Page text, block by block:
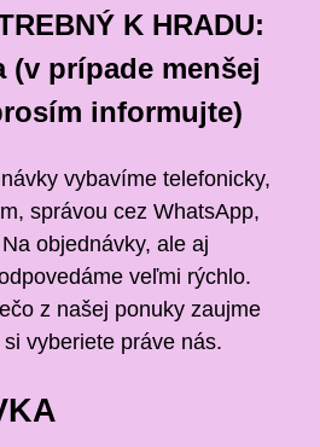
K HRADU:
(v prípade menšej
informujte)
vybavíme telefonicky,
správou cez WhatsApp,
objednávky, ale aj
veľmi rýchlo.
z našej ponuky zaujme
vyberiete práve nás.